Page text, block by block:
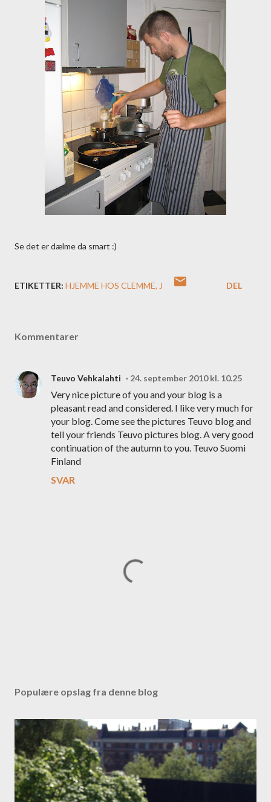
Se det er dælme da smart :)
ETIKETTER: HJEMME HOS CLEMME J DEL
Kommentarer
Teuvo Vehkalahti 24. september 2010 kl. 10.25
Very nice picture of you and your blog is a
pleasant read and considered. I like very much for
your blog. Come see the pictures Teuvo blog and
tell your friends Teuvo pictures blog. A very good
continuation of the autumn to you. Teuvo Suomi
Finland
SVAR
n
n
o
m
m
e
Populære opslag fra denne blog